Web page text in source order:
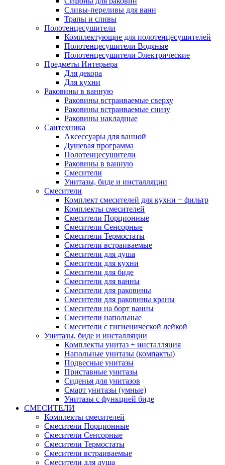
Сливы-переливы для ванн
Трапы и сливы
Полотенцесушители
Комплектующие для полотенцесушителей
Полотенцесушители Водяные
Полотенцесушители Электрические
Предметы Интерьера
Для декора
Для кухни
Раковины в ванную
Раковины встраиваемые сверху
Раковины встраиваемые снизу
Раковины накладные
Сантехника
Аксессуары для ванной
Душевая программа
Полотенцесушители
Раковины в ванную
Смесители
Унитазы, биде и инсталляции
Смесители
Комплект смесителей для кухни + фильтр
Комплекты смесителей
Смесители Порционные
Смесители Сенсорные
Смесители Термостаты
Смесители встраиваемые
Смесители для душа
Смесители для кухни
Смесители для биде
Смесители для ванны
Смесители для раковины
Смесители для раковины краны
Смесители на борт ванны
Смесители напольные
Смесители с гигиенической лейкой
Унитазы, биде и инсталляции
Комплекты унитаз + инсталляция
Напольные унитазы (компакты)
Подвесные унитазы
Приставные унитазы
Сиденья для унитазов
Смарт унитазы (умные)
Унитазы с функцией биде
СМЕСИТЕЛИ
Комплекты смесителей
Смесители Порционные
Смесители Сенсорные
Смесители Термостаты
Смесители встраиваемые
Смесители для душа